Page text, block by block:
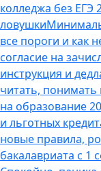
колледжа без ЕГЭ
ловушки
все пороги и как
согласие на
инструкция и
читать,
на образование
и льготных
новые правила,
бакалавриата с 1